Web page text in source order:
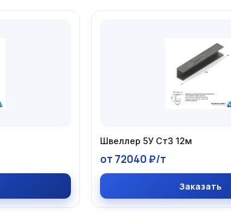
Швеллер 5У Ст3 12м
от 72040 ₽/т
Заказать